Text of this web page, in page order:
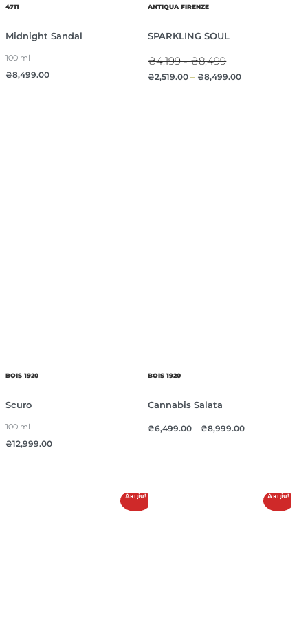
4711
Midnight Sandal
100 ml
₴8,499.00
ANTIQUA FIRENZE
SPARKLING SOUL
₴4,199 - ₴8,499
₴2,519.00 – ₴8,499.00
BOIS 1920
Scuro
100 ml
₴12,999.00
BOIS 1920
Cannabis Salata
₴6,499.00 – ₴8,999.00
Акція! Акція!